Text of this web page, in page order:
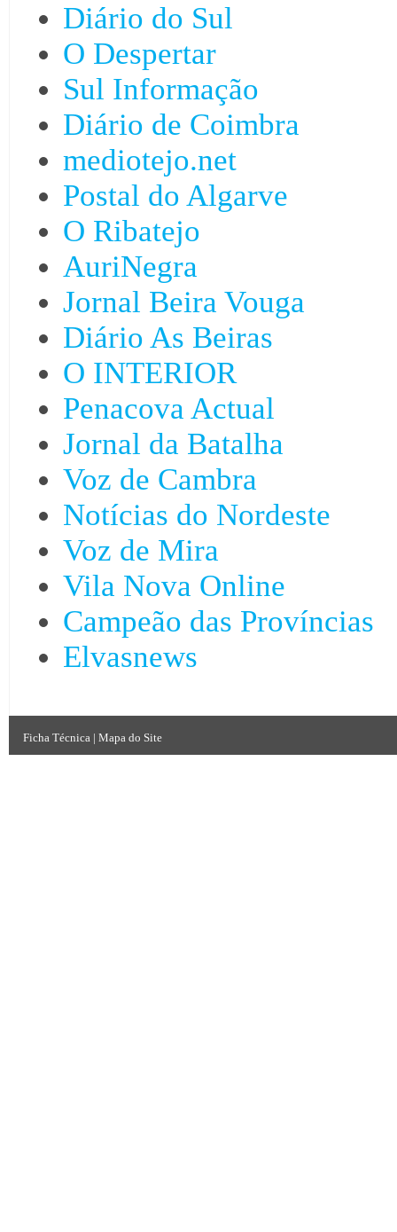
Diário do Sul
O Despertar
Sul Informação
Diário de Coimbra
mediotejo.net
Postal do Algarve
O Ribatejo
AuriNegra
Jornal Beira Vouga
Diário As Beiras
O INTERIOR
Penacova Actual
Jornal da Batalha
Voz de Cambra
Notícias do Nordeste
Voz de Mira
Vila Nova Online
Campeão das Províncias
Elvasnews
Ficha Técnica | Mapa do Site